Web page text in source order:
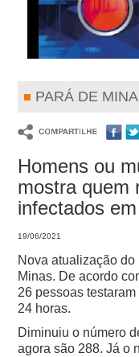
PARÁ DE
Homens ou
mostra quem
infectados
19/06/2021
Nova atualização
Minas. De acordo
26 pessoas
24 horas.
Diminuiu o número
agora são 288. Já o